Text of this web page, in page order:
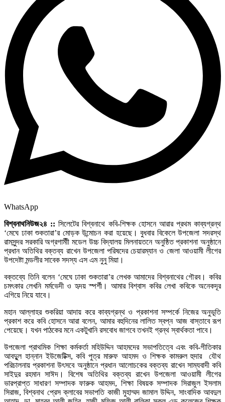
WhatsApp
বিশ্বনাথনিউজ২৪ :: সিলেটের বিশ্বনাথে কবি-শিক্ষক হোসনে আরার প্রথম কাব্যগ্রন্থ
‘মেঘে ঢাকা শুকতারা’র মোড়ক উন্মোচন করা হয়েছে। বুধবার বিকেলে উপজেলা সদরস্থ
রামসুন্দর সরকারি অগ্রগামীী মডেল উচ্চ বিদ্যালয় মিলনায়তনে অনুষ্ঠিত প্রকাশনা অনুষ্ঠানে
প্রধান অতিথির বক্তব্য রাখেন উপজেলা পরিষদের চেয়ারম্যান ও জেলা আওয়ামী লীগের
উপদেষ্টা মন্ডলীর সাবেক সদস্য এস এম নুনু মিয়া।
বক্তব্যে তিনি বলেন ‘মেঘে ঢাকা শুকতারা’র লেখক আমাদের বিশ্বনাথের গৌরব। কবির
চমৎকার লেখনি মর্মভেদী ও হৃদয় স্পর্শী। আমার বিশ্বাস কবির লেখা কবিকে অনেকদূর
এগিয়ে নিয়ে যাবে।
মহান আল্লাহর শুকরিয়া আদায় করে কাব্যগ্রন্থ ও প্রকাশনা সম্পর্কে নিজের অনুভূতি
প্রকাশ করে কবি হোসনে আরা বলেন, আমার বহুদিনের লালিত স্বপ্ন আজ বাস্তাবে রূপ
পেয়েছে। যখন পাঠকের মনে একটুখানি রসবোধ জাগবে তখনই গ্রন্থ স্বার্থকতা পাবে।
উপজেলা প্রাথমিক শিক্ষা কর্মকর্তা মহিউদ্দিন আহমদের সভাপতিত্বে এবং কবি-গীতিকার
আবদুুল হান্নান ইউজেটিক্স, কবি পুত্র মারুফ আহমদ ও শিক্ষক কামরুল হুদার যৌথ
পরিচালনায় প্রকাশনা উৎসবে অনুষ্ঠানে প্রধান আলোচকের বক্তব্য রাখেন সাম্যবাদী কবি
সাইদুর রহমান সাঈদ। বিশেষ অতিথির বক্তব্য রাখেন উপজেলা আওয়ামী লীগের
ভারপ্রাপ্ত সাধারণ সম্পাদক ফারুক আহমদ, শিক্ষা বিষয়ক সম্পাদক সিরাজুল ইসলাম
সিরাজ, বিশ্বনাথ প্রেস ক্লাবের সভাপতি কাজী মুহাম্মদ জামাল উদ্দিন, সাংবাদিক আবদুল